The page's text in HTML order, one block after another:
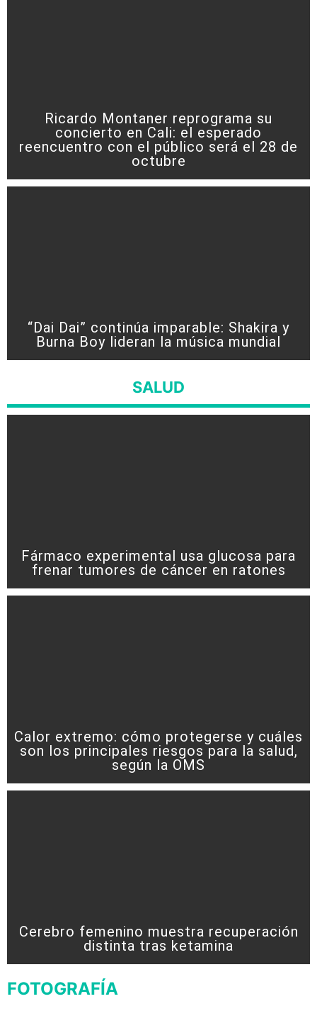
Ricardo Montaner reprograma su
concierto en Cali: el esperado
reencuentro con el público será el 28 de
octubre
“Dai Dai” continúa imparable: Shakira y
Burna Boy lideran la música mundial
SALUD
Fármaco experimental usa glucosa para
frenar tumores de cáncer en ratones
Calor extremo: cómo protegerse y cuáles
son los principales riesgos para la salud,
según la OMS
Cerebro femenino muestra recuperación
distinta tras ketamina
FOTOGRAFÍA